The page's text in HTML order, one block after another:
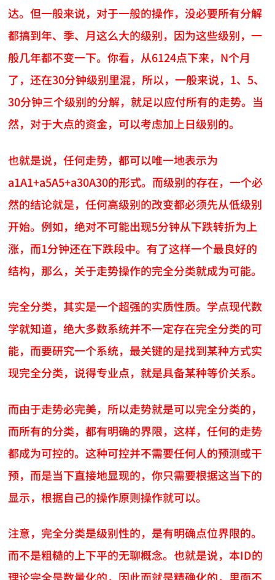
达。但一般来说，对于一般的操作，没必要所有分解
都搞到年、季、月这么大的级别，因为这些级别，一
般几年都不变一下。你看，从6124点下来，N个月
了，还在30分钟级别里混，所以，一般来说，1、5、
30分钟三个级别的分解，就足以应付所有的走势。当
然，对于大点的资金，可以考虑加上日级别的。
也就是说，任何走势，都可以唯一地表示为
a1A1+a5A5+a30A30的形式。而级别的存在，一个必
然的结论就是，任何高级别的改变都必须先从低级别
开始。例如，绝对不可能出现5分钟从下跌转折为上
涨，而1分钟还在下跌段中。有了这样一个最良好的
结构，那么，关于走势操作的完全分类就成为可能。
完全分类，其实是一个超强的实质性质。学点现代数
学就知道，绝大多数系统并不一定存在完全分类的可
能，而要研究一个系统，最关键的是找到某种方式实
现完全分类，说得专业点，就是具备某种等价关系。
而由于走势必完美，所以走势就是可以完全分类的，
而所有的分类，都有明确的界限，这样，任何的走势
都成为可控的。这种可控并不需要任何人的预测或干
预，而是当下直接地显现的，你只需要根据这当下的
显示，根据自己的操作原则操作就可以。
注意，完全分类是级别性的，是有明确点位界限的。
而不是粗糙的上下平的无聊概念。也就是说，本ID的